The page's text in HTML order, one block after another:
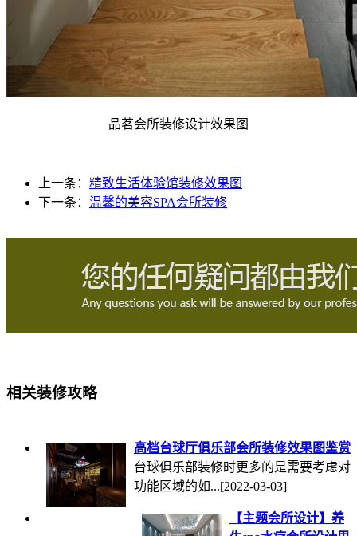
品茗会所装修设计效果图
上一条： 精致生活体验馆装修效果图
下一条： 温馨的美容SPA会所装修
相关装修攻略
高档台球厅俱乐部会所装修效果图鉴赏
台球俱乐部装修时更多的是需要考虑对
功能区域的如...[2022-03-03]
【主题会所设计】养